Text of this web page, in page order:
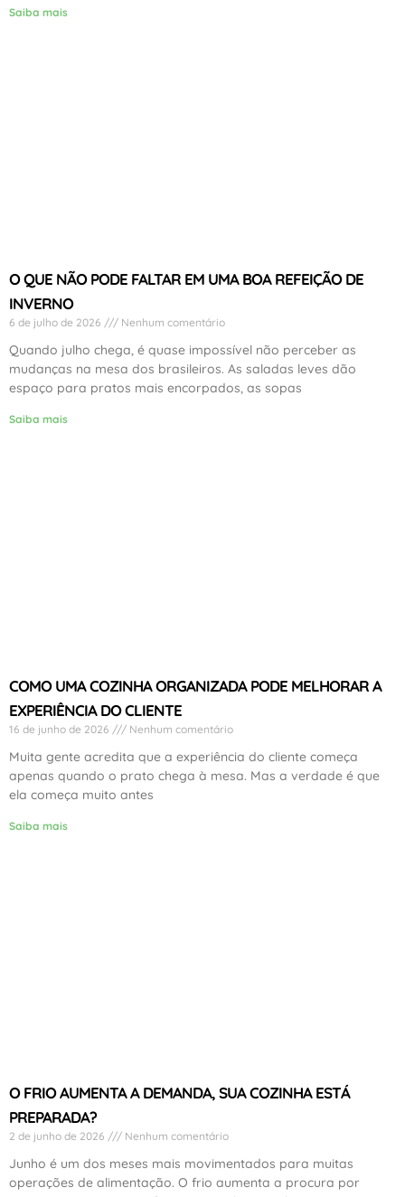
Saiba mais
O QUE NÃO PODE FALTAR EM UMA BOA REFEIÇÃO DE
INVERNO
6 de julho de 2026 Nenhum comentário
Quando julho chega, é quase impossível não perceber as
mudanças na mesa dos brasileiros. As saladas leves dão
espaço para pratos mais encorpados, as sopas
Saiba mais
COMO UMA COZINHA ORGANIZADA PODE MELHORAR A
EXPERIÊNCIA DO CLIENTE
16 de junho de 2026 Nenhum comentário
Muita gente acredita que a experiência do cliente começa
apenas quando o prato chega à mesa. Mas a verdade é que
ela começa muito antes
Saiba mais
O FRIO AUMENTA A DEMANDA, SUA COZINHA ESTÁ
PREPARADA?
2 de junho de 2026 Nenhum comentário
Junho é um dos meses mais movimentados para muitas
operações de alimentação. O frio aumenta a procura por